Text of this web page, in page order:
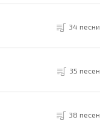
34 песни
35 песен
38 песен